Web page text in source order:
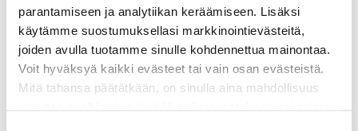
parantamiseen ja analytiikan keräämiseen. Lisäksi
käytämme suostumuksellasi markkinointievästeitä,
joiden avulla tuotamme sinulle kohdennettua mainontaa.
Voit hyväksyä kaikki evästeet tai vain osan evästeistä.
Mitä tahansa päätätkään, on sinulla aina mahdollisuus